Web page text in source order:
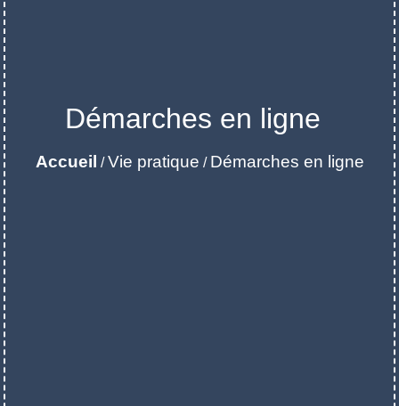
Démarches en ligne
Accueil /Vie pratique / Démarches en ligne